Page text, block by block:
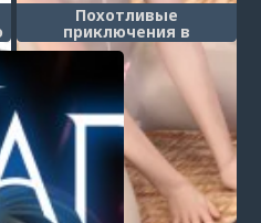
Похотливые
приключения в
Альтернативном мире -
Глава 3.2